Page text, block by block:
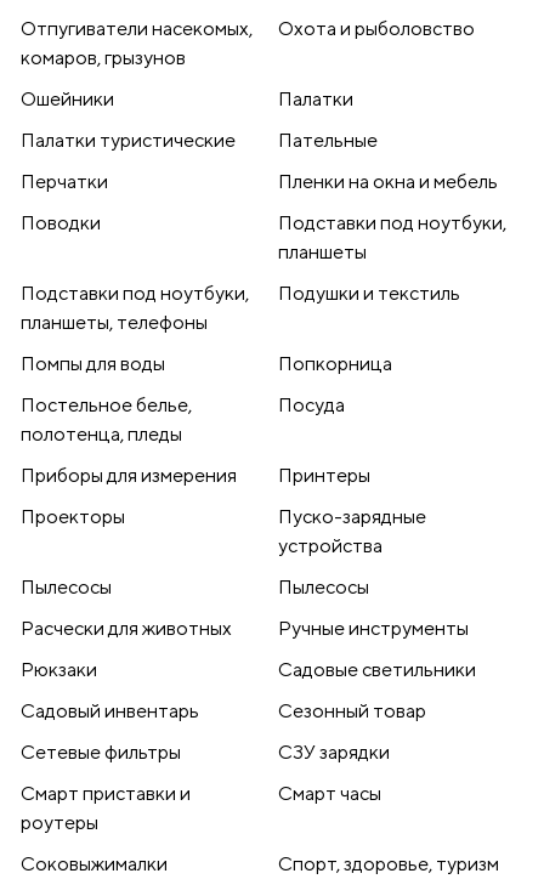
Отпугиватели насекомых,
комаров, грызунов
Охота и рыболовство
Ошейники
Палатки
Палатки туристические
Пательные
Перчатки
Пленки на окна и мебель
Поводки
Подставки под ноутбуки,
планшеты
Подставки под ноутбуки,
планшеты, телефоны
Подушки и текстиль
Помпы для воды
Попкорница
Постельное белье,
полотенца, пледы
Посуда
Приборы для измерения
Принтеры
Проекторы
Пуско-зарядные
устройства
Пылесосы
Пылесосы
Расчески для животных
Ручные инструменты
Рюкзаки
Садовые светильники
Садовый инвентарь
Сезонный товар
Сетевые фильтры
СЗУ зарядки
Смарт приставки и
роутеры
Смарт часы
Соковыжималки
Спорт, здоровье, туризм